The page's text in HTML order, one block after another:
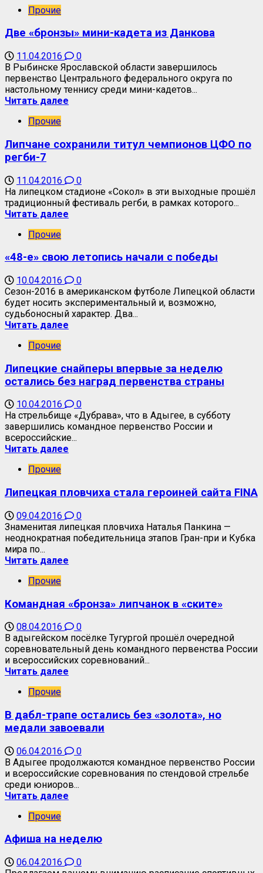
Прочие
Две «бронзы» мини-кадета из Данкова
11.04.2016
0
В Рыбинске Ярославской области завершилось
первенство Центрального федерального округа по
настольному теннису среди мини-кадетов...
Читать далее
Прочие
Липчане сохранили титул чемпионов ЦФО по
регби-7
11.04.2016
0
На липецком стадионе «Сокол» в эти выходные прошёл
традиционный фестиваль регби, в рамках которого...
Читать далее
Прочие
«48-е» свою летопись начали с победы
10.04.2016
0
Сезон-2016 в американском футболе Липецкой области
будет носить экспериментальный и, возможно,
судьбоносный характер. Два...
Читать далее
Прочие
Липецкие снайперы впервые за неделю
остались без наград первенства страны
10.04.2016
0
На стрельбище «Дубрава», что в Адыгее, в субботу
завершились командное первенство России и
всероссийские...
Читать далее
Прочие
Липецкая пловчиха стала героиней сайта FINA
09.04.2016
0
Знаменитая липецкая пловчиха Наталья Панкина —
неоднократная победительница этапов Гран-при и Кубка
мира по...
Читать далее
Прочие
Командная «бронза» липчанок в «ските»
08.04.2016
0
В адыгейском посёлке Тугургой прошёл очередной
соревновательный день командного первенства России
и всероссийских соревнований...
Читать далее
Прочие
В дабл-трапе остались без «золота», но
медали завоевали
06.04.2016
0
В Адыгее продолжаются командное первенство России
и всероссийские соревнования по стендовой стрельбе
среди юниоров...
Читать далее
Прочие
Афиша на неделю
06.04.2016
0